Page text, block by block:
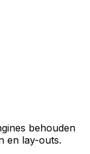
behouden
en lay-outs.